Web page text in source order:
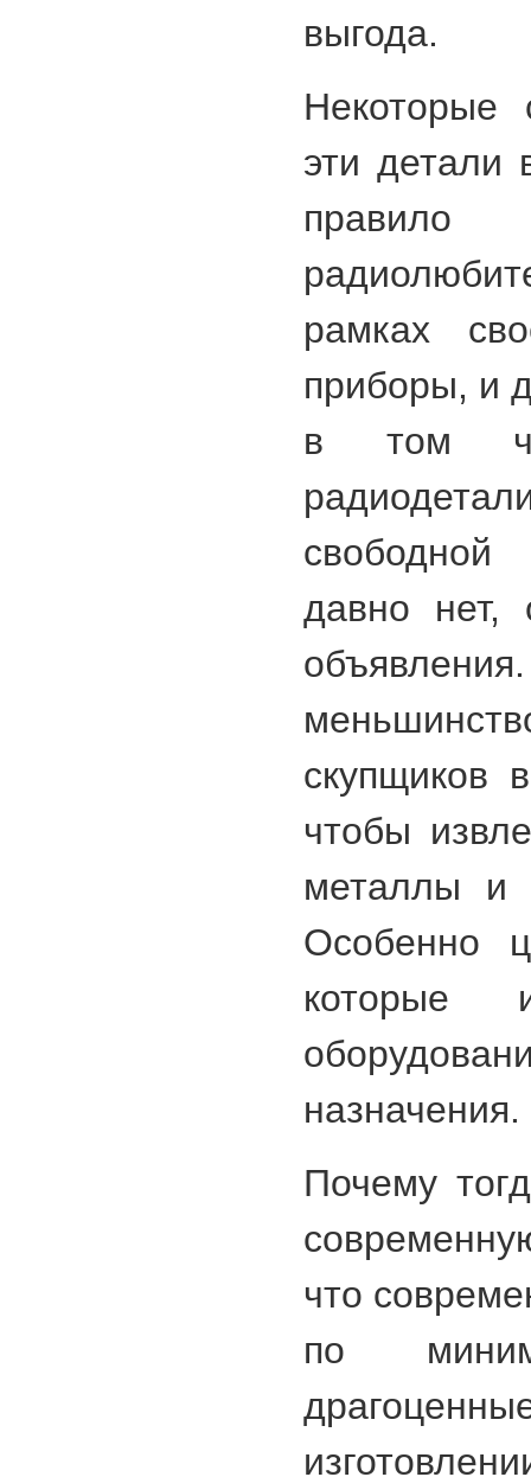
выгода.
Некоторые
эти детали
правило
рамках
приборы, и
в том
давно нет,
скупщиков
чтобы
металлы и
Особенно
которые
назначения.
Почему
что
по